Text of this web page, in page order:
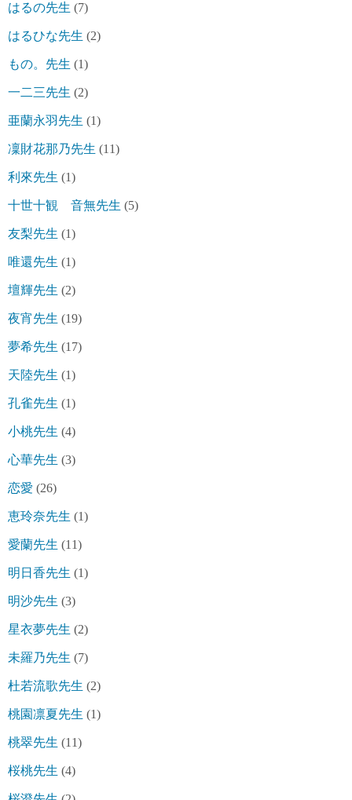
はるの先生 (7)
はるひな先生 (2)
もの。先生 (1)
一二三先生 (2)
亜蘭永羽先生 (1)
凜財花那乃先生 (11)
利來先生 (1)
十世十観 音無先生 (5)
友梨先生 (1)
唯還先生 (1)
壇輝先生 (2)
夜宵先生 (19)
夢希先生 (17)
天陸先生 (1)
孔雀先生 (1)
小桃先生 (4)
心華先生 (3)
恋愛 (26)
恵玲奈先生 (1)
愛蘭先生 (11)
明日香先生 (1)
明沙先生 (3)
星衣夢先生 (2)
未羅乃先生 (7)
杜若流歌先生 (2)
桃園凛夏先生 (1)
桃翠先生 (11)
桜桃先生 (4)